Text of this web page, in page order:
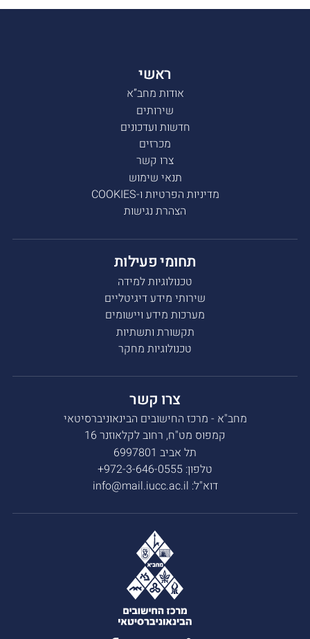
ראשי
אודות מחב”א
שירותים
חדשות ועדכונים
מכרזים
צרו קשר
תנאי שימוש
מדיניות הפרטיות ו-COOKIES
הצהרת נגישות
תחומי פעילות
טכנולוגיות למידה
שירותי מידע דיגיטליים
מערכות מידע ויישומים
תקשורת ותשתיות
טכנולוגיות מחקר
צרו קשר
מחב"א - מרכז החישובים הבינאוניברסיטאי
קמפוס מט"ח, רחוב לקלאוזנר 16
תל אביב 6997801
טלפון: 972-3-646-0555+
דוא"ל: info@mail.iucc.ac.il